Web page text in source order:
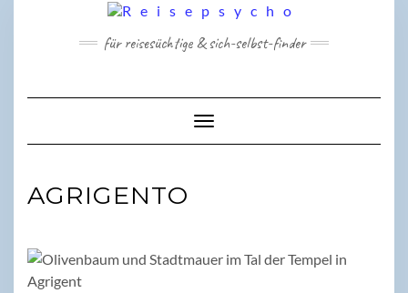
für reisesüchtige & sich-selbst-finder
Toggle Navigation
AGRIGENTO